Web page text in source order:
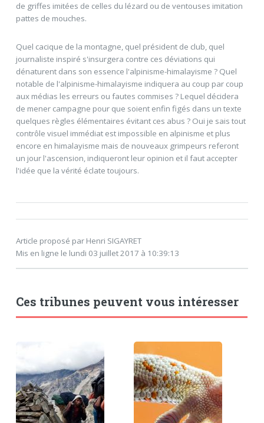
de griffes imitées de celles du lézard ou de ventouses imitation
pattes de mouches.
Quel cacique de la montagne, quel président de club, quel
journaliste inspiré s'insurgera contre ces déviations qui
dénaturent dans son essence l'alpinisme-himalayisme ? Quel
notable de l'alpinisme-himalayisme indiquera au coup par coup
aux médias les erreurs ou fautes commises ? Lequel décidera
de mener campagne pour que soient enfin figés dans un texte
quelques règles élémentaires évitant ces abus ? Oui je sais tout
contrôle visuel immédiat est impossible en alpinisme et plus
encore en himalayisme mais de nouveaux grimpeurs referont
un jour l'ascension, indiqueront leur opinion et il faut accepter
l'idée que la vérité éclate toujours.
Article proposé par Henri SIGAYRET
Mis en ligne le lundi 03 juillet 2017 à 10:39:13
Ces tribunes peuvent vous intéresser